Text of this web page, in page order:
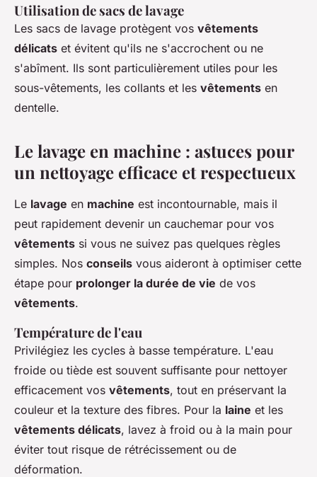
Utilisation de sacs de lavage
Les sacs de lavage protègent vos vêtements
délicats et évitent qu'ils ne s'accrochent ou ne
s'abîment. Ils sont particulièrement utiles pour les
sous-vêtements, les collants et les vêtements en
dentelle.
Le lavage en machine : astuces pour
un nettoyage efficace et respectueux
Le lavage en machine est incontournable, mais il
peut rapidement devenir un cauchemar pour vos
vêtements si vous ne suivez pas quelques règles
simples. Nos conseils vous aideront à optimiser cette
étape pour prolonger la durée de vie de vos
vêtements.
Température de l'eau
Privilégiez les cycles à basse température. L'eau
froide ou tiède est souvent suffisante pour nettoyer
efficacement vos vêtements, tout en préservant la
couleur et la texture des fibres. Pour la laine et les
vêtements délicats, lavez à froid ou à la main pour
éviter tout risque de rétrécissement ou de
déformation.